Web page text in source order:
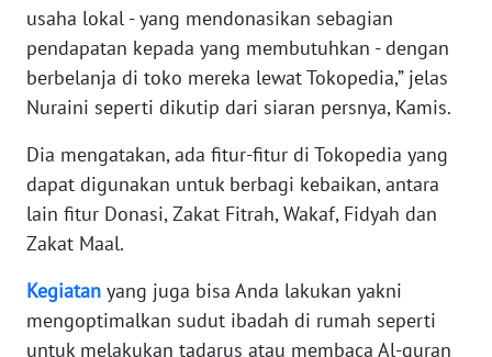
usaha lokal - yang mendonasikan sebagian
pendapatan kepada yang membutuhkan - dengan
berbelanja di toko mereka lewat Tokopedia,” jelas
Nuraini seperti dikutip dari siaran persnya, Kamis.
Dia mengatakan, ada fitur-fitur di Tokopedia yang
dapat digunakan untuk berbagi kebaikan, antara
lain fitur Donasi, Zakat Fitrah, Wakaf, Fidyah dan
Zakat Maal.
Kegiatan yang juga bisa Anda lakukan yakni
mengoptimalkan sudut ibadah di rumah seperti
untuk melakukan tadarus atau membaca Al-quran
RIAU
WN
SERAMBI
WN
JAMBI
WN
WN
NTB